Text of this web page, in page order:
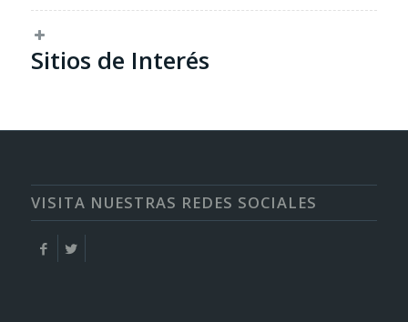
Sitios de Interés
VISITA NUESTRAS REDES SOCIALES